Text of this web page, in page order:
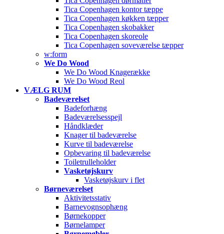
Tica Copenhagen kontor tæppe
Tica Copenhagen køkken tæpper
Tica Copenhagen skobakker
Tica Copenhagen skoreole
Tica Copenhagen soveværelse tæpper
w:form
We Do Wood
We Do Wood Knagerække
We Do Wood Reol
VÆLG RUM
Badeværelset
Badeforhæng
Badeværelsesspejl
Håndklæder
Knager til badeværelse
Kurve til badeværelse
Opbevaring til badeværelse
Toiletrulleholder
Vasketøjskurv
Vasketøjskurv i flet
Børneværelset
Aktivitetsstativ
Barnevognsophæng
Børnekopper
Børnelamper